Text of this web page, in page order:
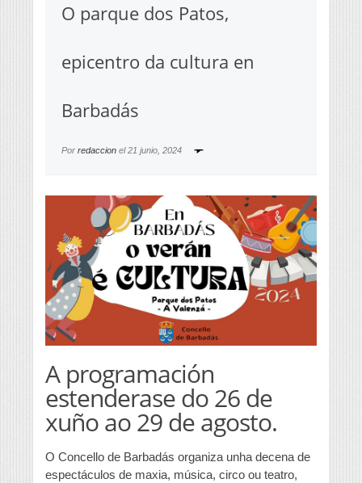
O parque dos Patos,
epicentro da cultura en
Barbadás
Por redaccion el21 junio, 2024
A programación
estenderase do 26 de
xuño ao 29 de agosto.
O Concello de Barbadás organiza unha decena de
espectáculos de maxia, música, circo ou teatro,